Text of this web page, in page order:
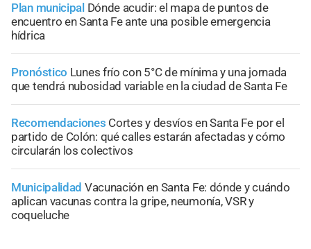
Plan municipal Dónde acudir: el mapa de puntos de
encuentro en Santa Fe ante una posible emergencia
hídrica
Pronóstico Lunes frío con 5°C de mínima y una jornada
que tendrá nubosidad variable en la ciudad de Santa Fe
Recomendaciones Cortes y desvíos en Santa Fe por el
partido de Colón: qué calles estarán afectadas y cómo
circularán los colectivos
Municipalidad Vacunación en Santa Fe: dónde y cuándo
aplican vacunas contra la gripe, neumonía, VSR y
coqueluche